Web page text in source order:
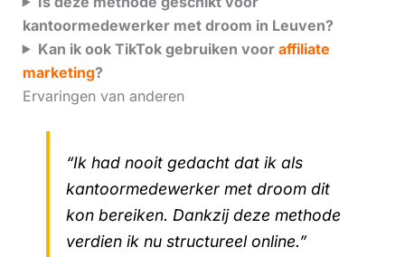
kantoormedewerker met droom in Leuven?
Kan ik ook TikTok gebruiken voor affiliate
marketing?
Ervaringen van anderen
“Ik had nooit gedacht dat ik als
kantoormedewerker met droom dit
kon bereiken. Dankzij deze methode
verdien ik nu structureel online.”